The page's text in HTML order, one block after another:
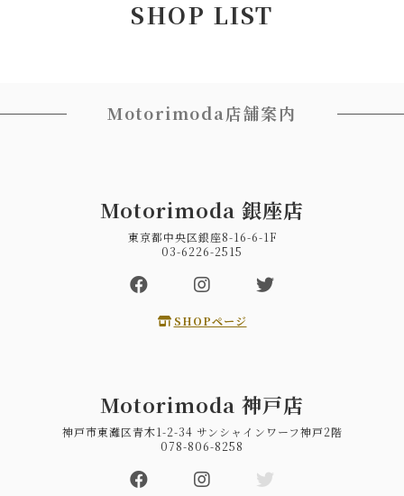
SHOP LIST
Motorimoda店舗案内
Motorimoda 銀座店
東京都中央区銀座8-16-6-1F
03-6226-2515
SHOPページ
Motorimoda 神戸店
神戸市東灘区青木1-2-34 サンシャインワーフ神戸2階
078-806-8258